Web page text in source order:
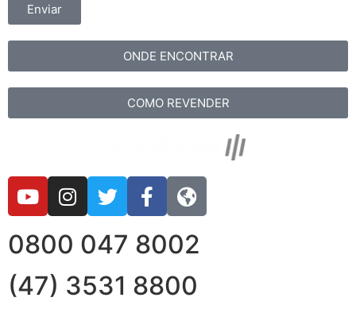
Enviar
ONDE ENCONTRAR
COMO REVENDER
0800 047 8002
(47) 3531 8800